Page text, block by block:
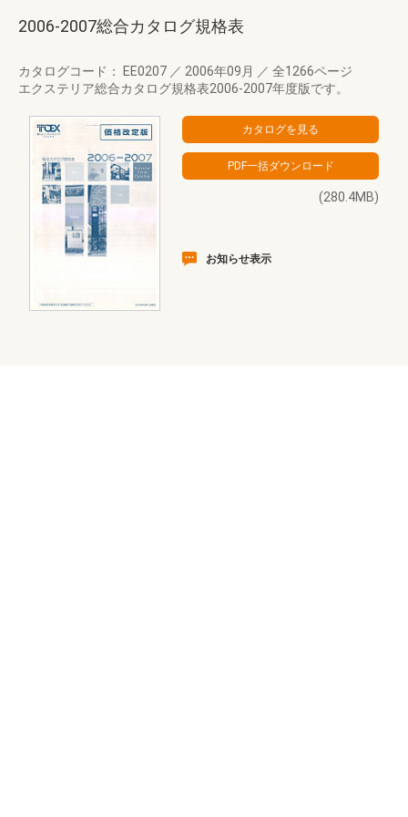
2006-2007総合カタログ規格表
カタログコード： EE0207 ／ 2006年09月 ／ 全1266ページ
エクステリア総合カタログ規格表2006-2007年度版です。
(280.4MB)
お知らせ表示